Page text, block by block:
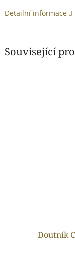
Detailní informace
Související
Doutník